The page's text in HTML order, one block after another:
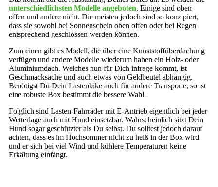
unterschiedlichsten Modelle angeboten. Einige sind oben
offen und andere nicht. Die meisten jedoch sind so konzipiert,
dass sie sowohl bei Sonnenschein oben offen oder bei Regen
entsprechend geschlossen werden können.
Zum einen gibt es Modell, die über eine Kunststoffüberdachung
verfügen und andere Modelle wiederum haben ein Holz- oder
Aluminiumdach. Welches nun für Dich infrage kommt, ist
Geschmacksache und auch etwas von Geldbeutel abhängig.
Benötigst Du Dein Lastenbike auch für andere Transporte, so ist
eine robuste Box bestimmt die bessere Wahl.
Folglich sind Lasten-Fahrräder mit E-Antrieb eigentlich bei jeder
Wetterlage auch mit Hund einsetzbar. Wahrscheinlich sitzt Dein
Hund sogar geschützter als Du selbst. Du solltest jedoch darauf
achten, dass es im Hochsommer nicht zu heiß in der Box wird
und er sich bei viel Wind und kühlere Temperaturen keine
Erkältung einfängt.